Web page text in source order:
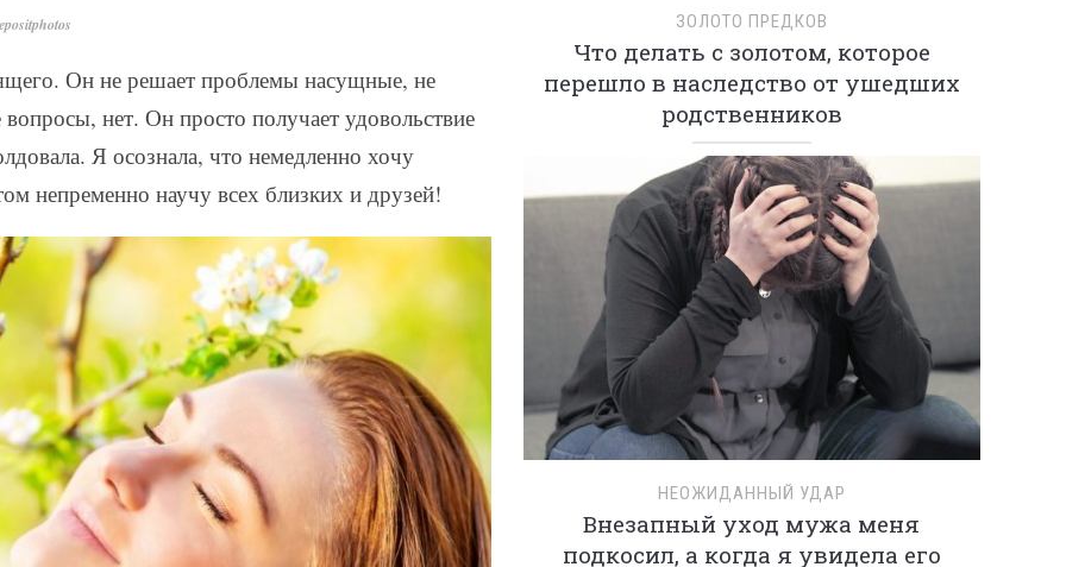
Он не решает проблемы насущные, не
нет. Он просто получает удовольствие
Я осознала, что немедленно хочу
непременно научу всех близких и друзей!
ЗОЛОТО ПРЕДКОВ
Что делать с золотом, которое
перешло в наследство от ушедших
родственников
НЕОЖИДАННЫЙ УДАР
Внезапный уход мужа меня
подкосил, а когда я увидела его